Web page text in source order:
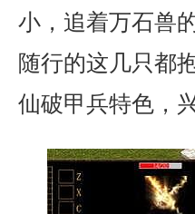
小，追着万石兽
随行的这几只都
仙破甲兵特色，